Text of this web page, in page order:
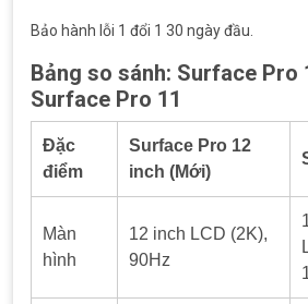
Bảo hành lỗi 1 đổi 1 30 ngày đầu.
Bảng so sánh: Surface Pro
Surface Pro 11
Đặc
điểm
Surface Pro 12
inch (Mới)
Màn
hình
12 inch LCD (2K),
90Hz